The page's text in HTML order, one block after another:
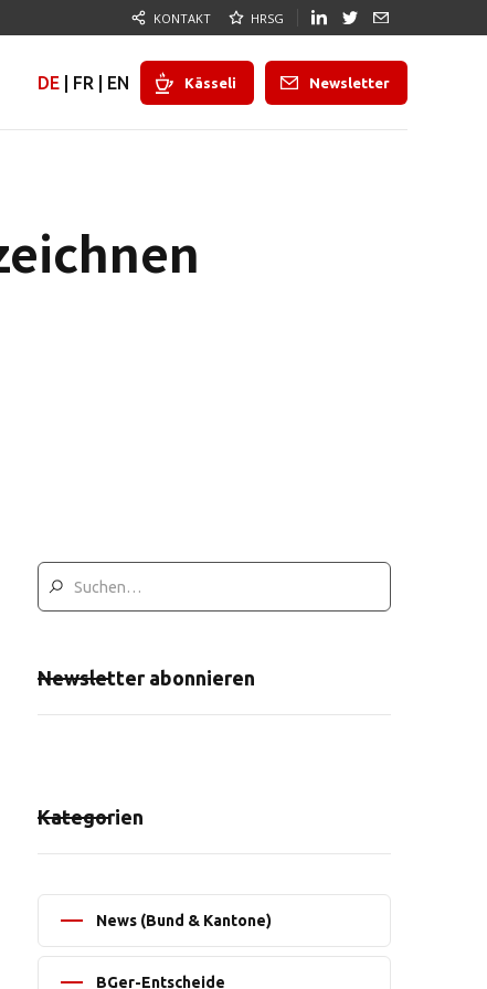
KONTAKT HRSG
DE FR EN Kässeli Newsletter
Newsletter abonnieren
Kategorien
News (Bund & Kantone)
BGer-Entscheide